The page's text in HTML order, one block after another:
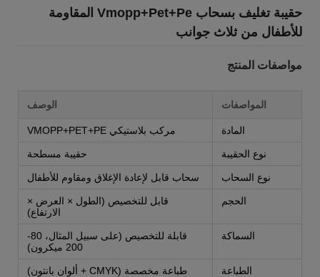
حقيبة تغليف بسحاب Vmopp+Pet+Pe المقاومة
للأطفال من ثلاث جوانب
مواصفات المنتج
المواصفات الوصف
المادة مركب بلاستيكي VMOPP+PET+PE
نوع الحقيبة حقيبة مسطحة
نوع السحاب سحاب قابل لإعادة الإغلاق ومقاوم للأطفال
الحجم
قابل للتخصيص (الطول × العرض ×
الارتفاع)
السماكة
قابلة للتخصيص (على سبيل المثال، 80-
200 ميكرون)
الطباعة طباعة مخصصة (CMYK + ألوان بانتون)